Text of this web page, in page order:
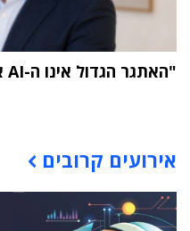
"האתגר הגדול אינו ה-AI אלא הטמעתה בארגון"
אירועים קרובים